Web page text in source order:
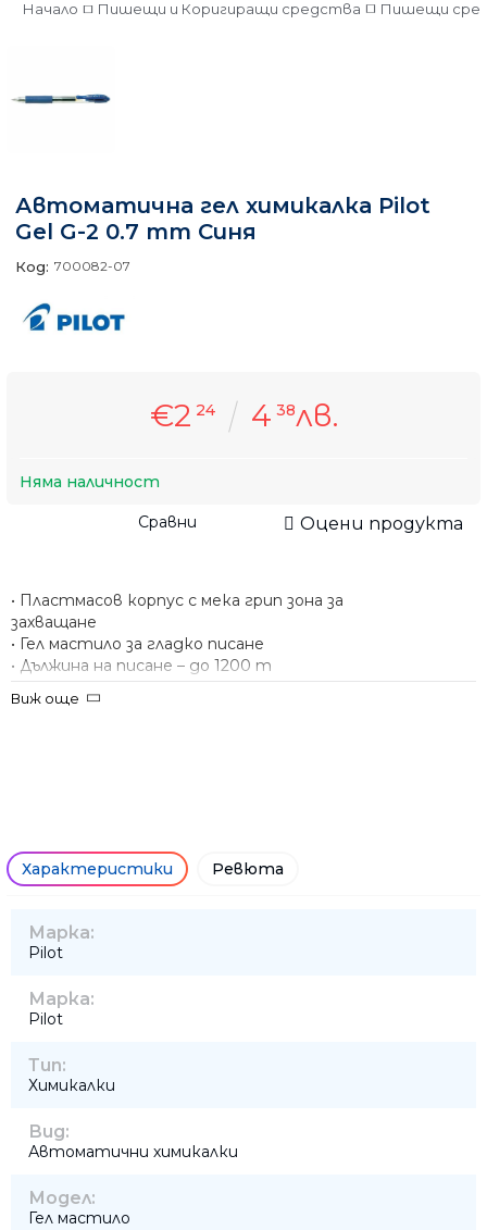
Начало Пишещи и Коригиращи средства Пишещи
Автоматична гел химикалка Pilot
Gel G-2 0.7 mm Синя
Код: 700082-07
€2 24 4 38лв.
Няма наличност
Сравни Оцени продукта
• Пластмасов корпус с мека грип зона за
захващане
• Гел мастило за гладко писане
• Дължина на писане – до 1200 m
• Широчина на следата при писане – 0.7 mm
Виж още
Характеристики Ревюта
Марка:
Pilot
Марка:
Pilot
Тип:
Химикалки
Вид:
Автоматични химикалки
Модел:
Гел мастило